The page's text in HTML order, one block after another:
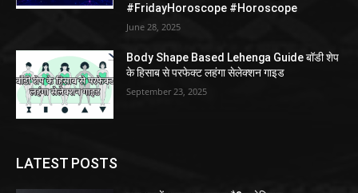
#FridayHoroscope #Horoscope
June 28, 2025
Body Shape Based Lehenga Guide बॉडी शेप
के हिसाब से परफेक्ट लहंगा सेलेक्शन गाइड
September 23, 2025
LATEST POSTS